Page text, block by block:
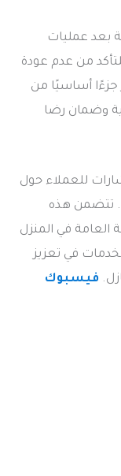
بعد عمليات
من عدم عودة
جزءًا أساسيًا من
وضمان رضا
للعملاء حول
تتضمن هذه
العامة في المنزل
في تعزيز
فيسبوك